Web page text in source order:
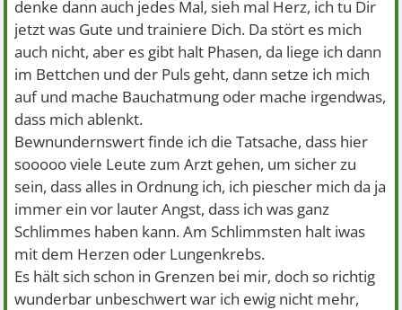
denke dann auch jedes Mal, sieh mal Herz, ich tu Dir
jetzt was Gute und trainiere Dich. Da stört es mich
auch nicht, aber es gibt halt Phasen, da liege ich dann
im Bettchen und der Puls geht, dann setze ich mich
auf und mache Bauchatmung oder mache irgendwas,
dass mich ablenkt.
Bewnundernswert finde ich die Tatsache, dass hier
sooooo viele Leute zum Arzt gehen, um sicher zu
sein, dass alles in Ordnung ich, ich piescher mich da ja
immer ein vor lauter Angst, dass ich was ganz
Schlimmes haben kann. Am Schlimmsten halt iwas
mit dem Herzen oder Lungenkrebs.
Es hält sich schon in Grenzen bei mir, doch so richtig
wunderbar unbeschwert war ich ewig nicht mehr,